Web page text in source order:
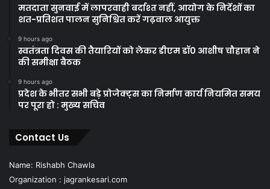
मतदाता सुनवाई में लापरवाही बर्दाश्त नहीं, आयोग के निर्देशों का
शत-प्रतिशत पालन सुनिश्चित करें गढ़वाल आयुक्त
9 hours ago
स्वतंत्रता दिवस की तैयारियों को लेकर डीएम डॉ0 आशीष चौहान ने
की समीक्षा बैठक
9 hours ago
प्रदेश के भीतर सभी बड़े प्रोजेक्ट्स का निर्माण कार्य नियमित समय
पर पूरा हो : मुख्य सचिव
Contact Us
Name: Rishabh Chawla
Organization : jagrankesari.com